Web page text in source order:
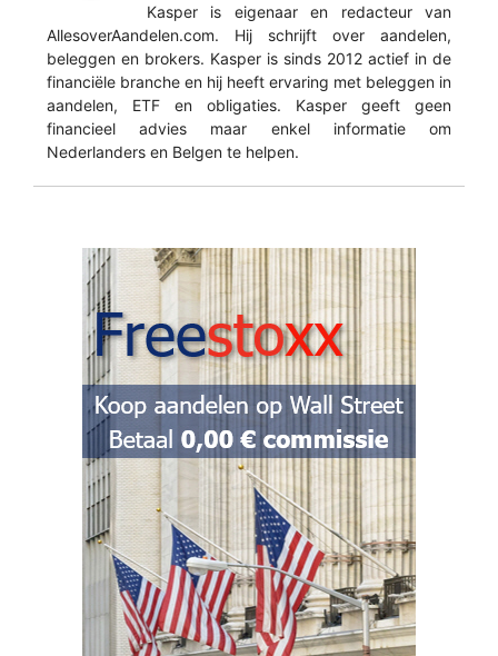
Kasper is eigenaar en redacteur van
AllesoverAandelen.com. Hij schrijft over aandelen,
beleggen en brokers. Kasper is sinds 2012 actief in de
financiële branche en hij heeft ervaring met beleggen in
aandelen, ETF en obligaties. Kasper geeft geen
financieel advies maar enkel informatie om
Nederlanders en Belgen te helpen.